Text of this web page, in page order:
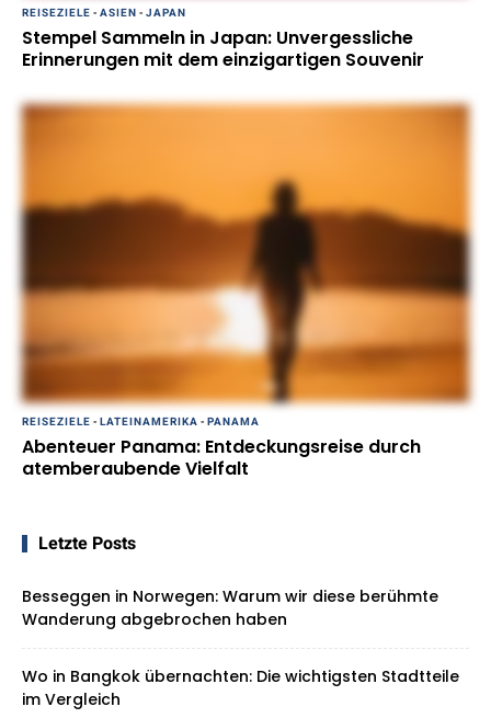
REISEZIELE - ASIEN - JAPAN
Stempel Sammeln in Japan: Unvergessliche
Erinnerungen mit dem einzigartigen Souvenir
REISEZIELE - LATEINAMERIKA - PANAMA
Abenteuer Panama: Entdeckungsreise durch
atemberaubende Vielfalt
Letzte Posts
Besseggen in Norwegen: Warum wir diese berühmte
Wanderung abgebrochen haben
Wo in Bangkok übernachten: Die wichtigsten Stadtteile
im Vergleich